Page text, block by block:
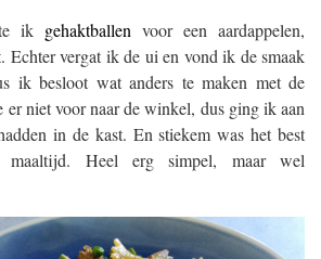
ik gehaktballen voor een aardappelen,
Echter vergat ik de ui en vond ik de smaak
ik besloot wat anders te maken met de
niet voor naar de winkel, dus ging ik aan
in de kast. En stiekem was het best
maaltijd. Heel erg simpel, maar wel